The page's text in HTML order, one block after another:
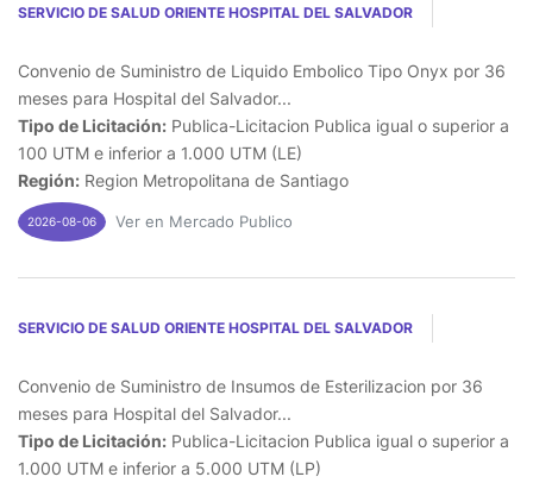
SERVICIO DE SALUD ORIENTE HOSPITAL DEL SALVADOR
Convenio de Suministro de Liquido Embolico Tipo Onyx por 36
meses para Hospital del Salvador...
Tipo de Licitación: Publica-Licitacion Publica igual o superior a
100 UTM e inferior a 1.000 UTM (LE)
Región: Region Metropolitana de Santiago
2026-08-06 Ver en Mercado Publico
SERVICIO DE SALUD ORIENTE HOSPITAL DEL SALVADOR
Convenio de Suministro de Insumos de Esterilizacion por 36
meses para Hospital del Salvador...
Tipo de Licitación: Publica-Licitacion Publica igual o superior a
1.000 UTM e inferior a 5.000 UTM (LP)